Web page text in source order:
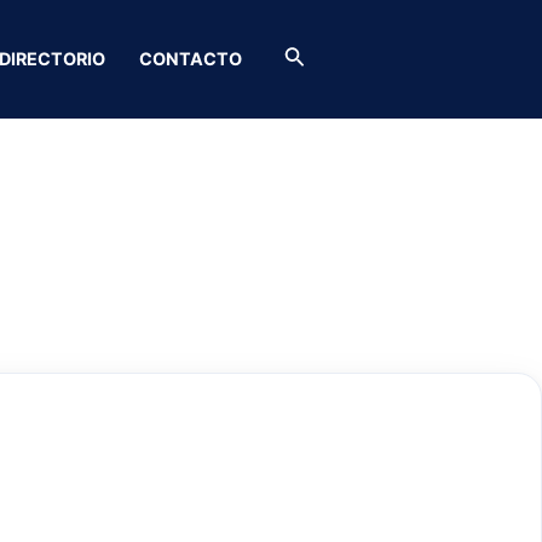
DIRECTORIO CONTACTO Buscar
San Luis